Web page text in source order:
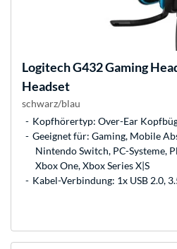
LogitechG432 Gaming
Headset
schwarz/blau
Kopfhörertyp: Over-Ear
Geeignet für: Gaming, Mobile
Nintendo Switch, PC-Systeme,
Xbox One, Xbox Series X|S
Kabel-Verbindung: 1x USB 2.0,